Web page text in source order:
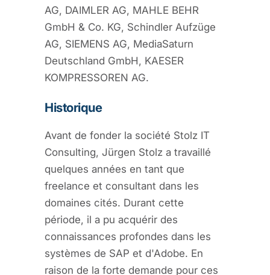
AG, DAIMLER AG, MAHLE BEHR
GmbH & Co. KG, Schindler Aufzüge
AG, SIEMENS AG, MediaSaturn
Deutschland GmbH, KAESER
KOMPRESSOREN AG.
Historique
Avant de fonder la société Stolz IT
Consulting, Jürgen Stolz a travaillé
quelques années en tant que
freelance et consultant dans les
domaines cités. Durant cette
période, il a pu acquérir des
connaissances profondes dans les
systèmes de SAP et d'Adobe. En
raison de la forte demande pour ces